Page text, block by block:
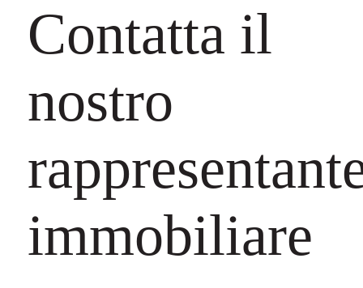
Contatta il
nostro
immobiliare